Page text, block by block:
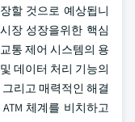
할 것으로 예상됩니
장 성장을위한 핵심
통 제어 시스템의 용
데이터 처리 기능의
리고 매력적인 해결
체계를 비치하고